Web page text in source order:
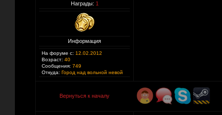
Награды: 1
Информация
На форуме с: 12.02.2012
Возраст: 40
Сообщения: 749
Откуда: Город над вольной невой
Вернуться к началу